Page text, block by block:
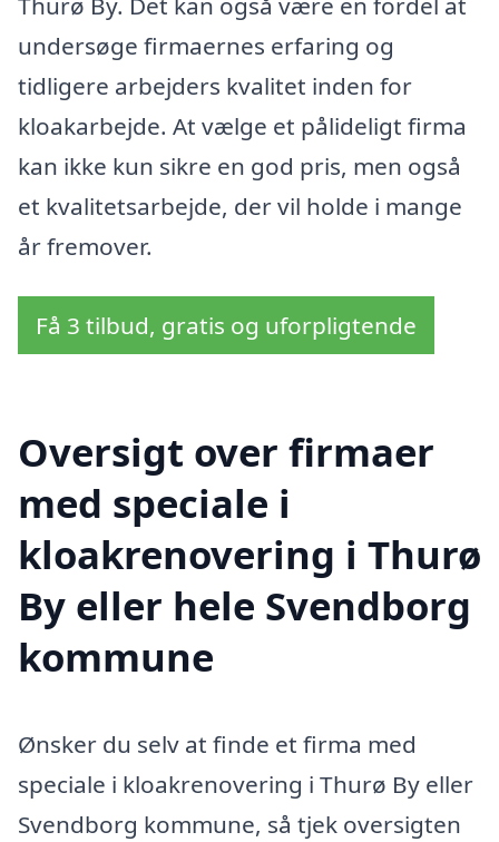
undersøge firmaernes erfaring og
tidligere arbejders kvalitet inden for
kloakarbejde. At vælge et pålideligt firma
kan ikke kun sikre en god pris, men også
et kvalitetsarbejde, der vil holde i mange
år fremover.
Få 3 tilbud, gratis og uforpligtende
Oversigt over firmaer
med speciale i
kloakrenovering i Thurø
By eller hele Svendborg
kommune
Ønsker du selv at finde et firma med
speciale i kloakrenovering i Thurø By eller
Svendborg kommune, så tjek oversigten